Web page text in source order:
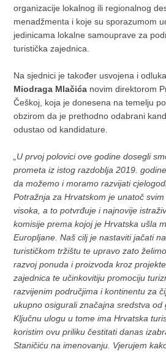
organizacije lokalnog ili regionalnog
menadžmenta i koje su sporazumom
jedinicama lokalne samouprave za
turistička zajednica.
Na sjednici je također usvojena i
Miodraga Mlačića novim direktorom
Češkoj, koja je donesena na temelju
obzirom da je prethodno odabrani
odustao od kandidature.
„U prvoj polovici ove godine dosegli
prometa iz istog razdoblja 2019.
da možemo i moramo razvijati
Potražnja za Hrvatskom je unatoč
visoka, a to potvrđuje i najnovije
komisije prema kojoj je Hrvatska ušla
Europljane. Naš cilj je nastaviti jačati
turističkom tržištu te upravo zato
razvoj ponuda i proizvoda kroz
zajednica te učinkovitiju promociju
razvijenim područjima i kontinentu za
ukupno osigurali značajna sredstva od
Ključnu ulogu u tome ima Hrvatska
koristim ovu priliku čestitati danas
Staničiću na imenovanju. Vjerujem